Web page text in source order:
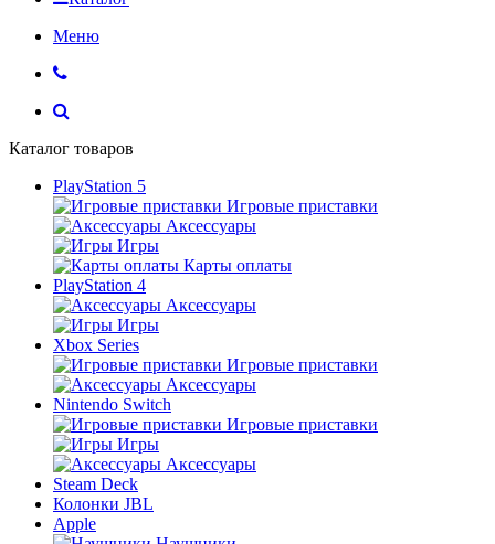
Меню
Каталог товаров
PlayStation 5
Игровые приставки
Аксессуары
Игры
Карты оплаты
PlayStation 4
Аксессуары
Игры
Xbox Series
Игровые приставки
Аксессуары
Nintendo Switch
Игровые приставки
Игры
Аксессуары
Steam Deck
Колонки JBL
Apple